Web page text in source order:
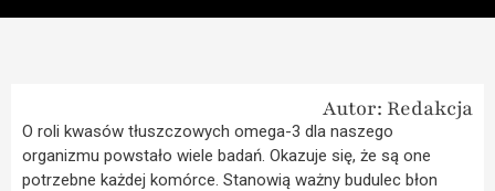
Autor: Redakcja
O roli kwasów tłuszczowych omega-3 dla naszego
organizmu powstało wiele badań. Okazuje się, że są one
potrzebne każdej komórce. Stanowią ważny budulec błon